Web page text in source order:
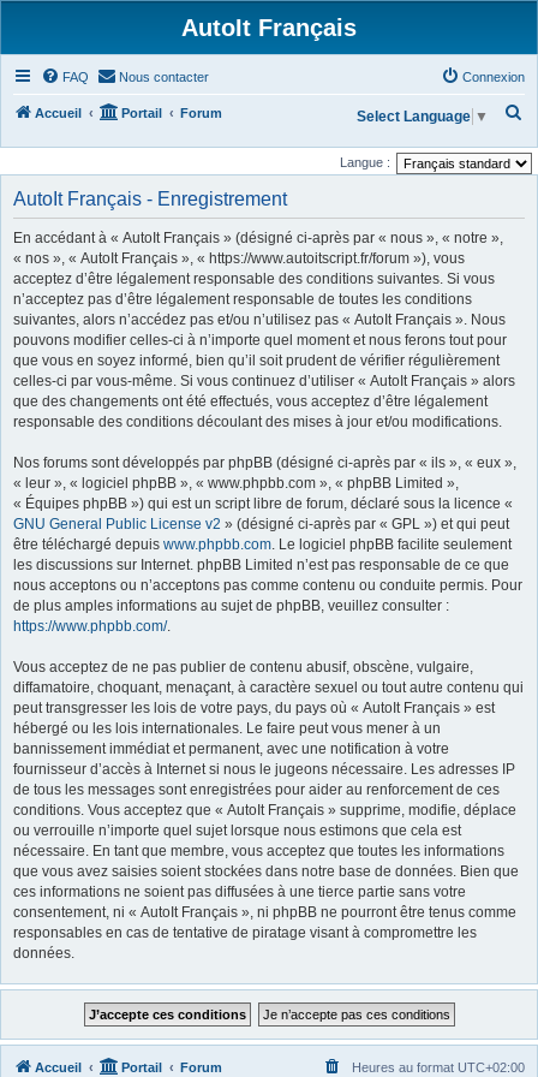
AutoIt Français
FAQ Nous contacter Connexion
Accueil Portail Forum
c
Select Language ▼
Langue :
AutoIt Français - Enregistrement
En accédant à « AutoIt Français » (désigné ci-après par « nous », « notre »,
« nos », « AutoIt Français », « https://www.autoitscript.fr/forum »), vous
acceptez d’être légalement responsable des conditions suivantes. Si vous
n’acceptez pas d’être légalement responsable de toutes les conditions
suivantes, alors n’accédez pas et/ou n’utilisez pas « AutoIt Français ». Nous
pouvons modifier celles-ci à n’importe quel moment et nous ferons tout pour
que vous en soyez informé, bien qu’il soit prudent de vérifier régulièrement
celles-ci par vous-même. Si vous continuez d’utiliser « AutoIt Français » alors
que des changements ont été effectués, vous acceptez d’être légalement
responsable des conditions découlant des mises à jour et/ou modifications.
Nos forums sont développés par phpBB (désigné ci-après par « ils », « eux »,
« leur », « logiciel phpBB », « www.phpbb.com », « phpBB Limited »,
« Équipes phpBB ») qui est un script libre de forum, déclaré sous la licence «
GNU General Public License v2 » (désigné ci-après par « GPL ») et qui peut
être téléchargé depuis www.phpbb.com. Le logiciel phpBB facilite seulement
les discussions sur Internet. phpBB Limited n’est pas responsable de ce que
nous acceptons ou n’acceptons pas comme contenu ou conduite permis. Pour
de plus amples informations au sujet de phpBB, veuillez consulter :
https://www.phpbb.com/.
Vous acceptez de ne pas publier de contenu abusif, obscène, vulgaire,
diffamatoire, choquant, menaçant, à caractère sexuel ou tout autre contenu qui
peut transgresser les lois de votre pays, du pays où « AutoIt Français » est
hébergé ou les lois internationales. Le faire peut vous mener à un
bannissement immédiat et permanent, avec une notification à votre
fournisseur d’accès à Internet si nous le jugeons nécessaire. Les adresses IP
de tous les messages sont enregistrées pour aider au renforcement de ces
conditions. Vous acceptez que « AutoIt Français » supprime, modifie, déplace
ou verrouille n’importe quel sujet lorsque nous estimons que cela est
nécessaire. En tant que membre, vous acceptez que toutes les informations
que vous avez saisies soient stockées dans notre base de données. Bien que
ces informations ne soient pas diffusées à une tierce partie sans votre
consentement, ni « AutoIt Français », ni phpBB ne pourront être tenus comme
responsables en cas de tentative de piratage visant à compromettre les
données.
Accueil Portail Forum Heures au format UTC+02:00